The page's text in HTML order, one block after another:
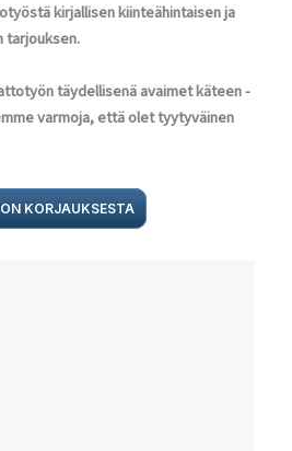
kirjallisen kiinteähintaisen ja
tarjouksen.
täydellisenä avaimet käteen -
varmoja, että olet tyytyväinen
KORJAUKSESTA